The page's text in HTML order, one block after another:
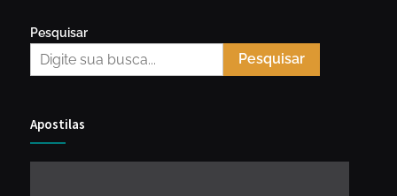
Pesquisar
Pesquisar
Apostilas